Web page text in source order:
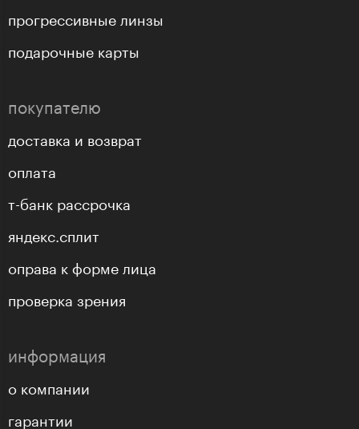
прогрессивные линзы
подарочные карты
покупателю
доставка и возврат
оплата
т-банк рассрочка
яндекс.сплит
оправа к форме лица
проверка зрения
информация
о компании
гарантии